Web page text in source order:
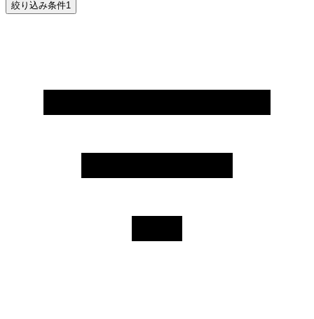
絞り込み条件1